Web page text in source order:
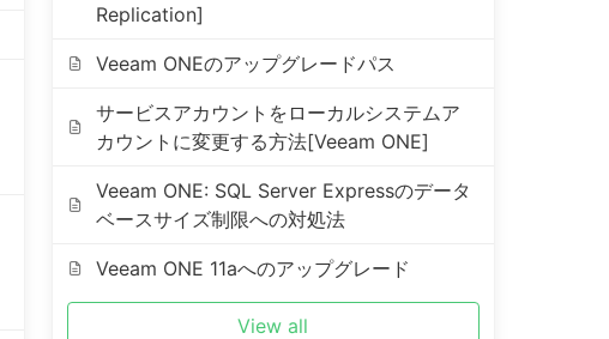
Replication]
Veeam ONEのアップグレードパス
サービスアカウントをローカルシステムア
カウントに変更する方法[Veeam ONE]
Veeam ONE: SQL Server Expressのデータ
ベースサイズ制限への対処法
Veeam ONE 11aへのアップグレード
View all